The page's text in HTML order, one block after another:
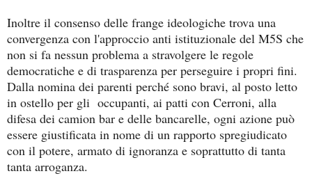
Inoltre il consenso delle frange ideologiche trova una
convergenza con l'approccio anti istituzionale del M5S che
non si fa nessun problema a stravolgere le regole
democratiche e di trasparenza per perseguire i propri fini.
Dalla nomina dei parenti perché sono bravi, al posto letto
in ostello per gli occupanti, ai patti con Cerroni, alla
difesa dei camion bar e delle bancarelle, ogni azione può
essere giustificata in nome di un rapporto spregiudicato
con il potere, armato di ignoranza e soprattutto di tanta
tanta arroganza.